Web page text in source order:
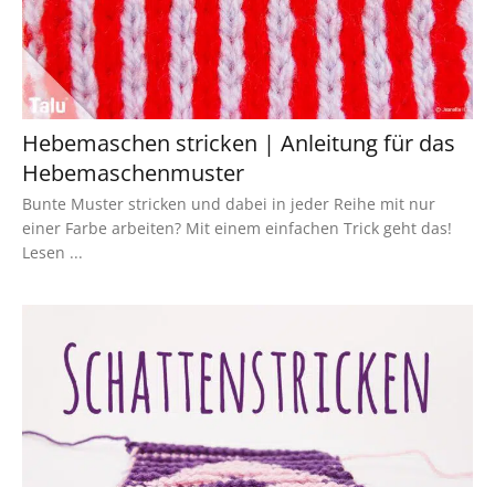
Hebemaschen stricken | Anleitung für das
Hebemaschenmuster
Bunte Muster stricken und dabei in jeder Reihe mit nur
einer Farbe arbeiten? Mit einem einfachen Trick geht das!
Lesen ...